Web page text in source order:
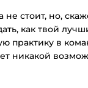
не стоит, но,
как твой
практику в
никакой